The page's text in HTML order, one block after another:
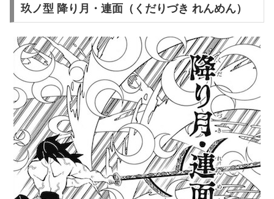
玖ノ型 降り月・連面（くだりづき れんめん）